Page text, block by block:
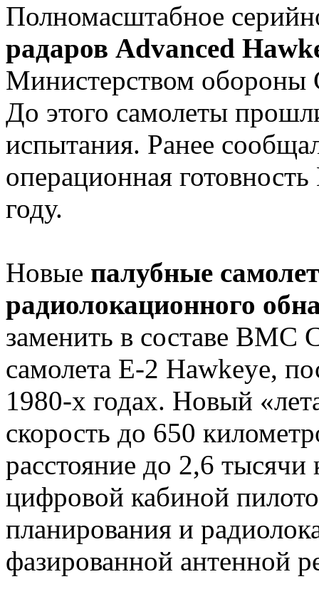
Полномасштабное
радаров Advanced
Министерством
До этого самолеты
испытания. Ранее
операционная
году.
Новые палубные
радиолокационного
заменить в составе ВМС
самолета E-2 Hawkeye,
1980-х годах. Новый
скорость до 650
расстояние до 2,6
цифровой кабиной
планирования и
фазированной антенной